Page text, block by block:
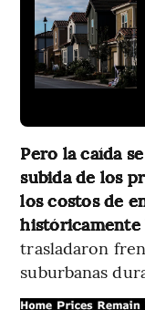
Pero la caída
subida de los
los costos de
históricamente
trasladaron
suburbanas